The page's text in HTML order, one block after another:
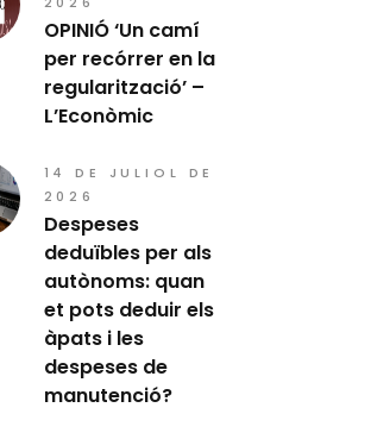
OPINIÓ ‘Un camí
per recórrer en la
regularització’ –
L’Econòmic
14 DE JULIOL DE
2026
Despeses
deduïbles per als
autònoms: quan
et pots deduir els
àpats i les
despeses de
manutenció?